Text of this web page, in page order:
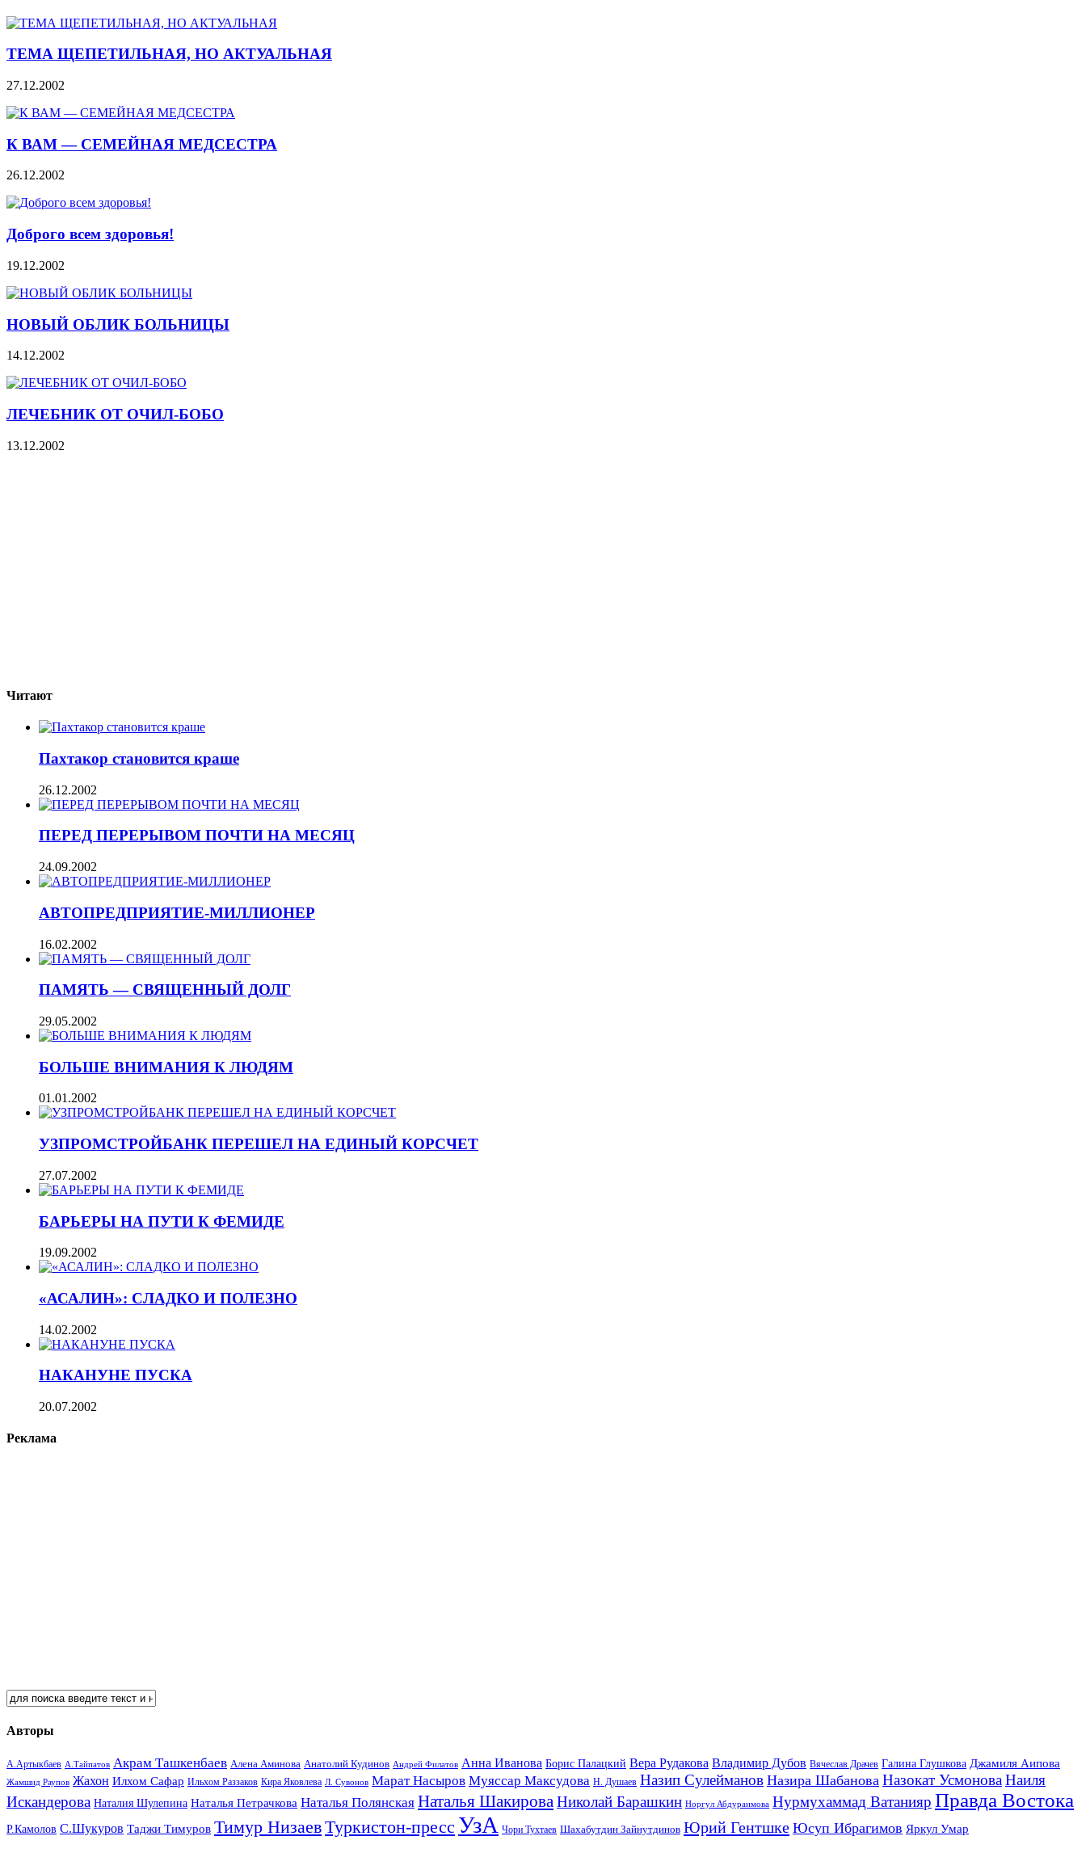
ТЕМА ЩЕПЕТИЛЬНАЯ, НО АКТУАЛЬНАЯ
27.12.2002
К ВАМ — СЕМЕЙНАЯ МЕДСЕСТРА
26.12.2002
Доброго всем здоровья!
19.12.2002
НОВЫЙ ОБЛИК БОЛЬНИЦЫ
14.12.2002
ЛЕЧЕБНИК ОТ ОЧИЛ-БОБО
13.12.2002
Читают
Пахтакор становится краше
26.12.2002
ПЕРЕД ПЕРЕРЫВОМ ПОЧТИ НА МЕСЯЦ
24.09.2002
АВТОПРЕДПРИЯТИЕ-МИЛЛИОНЕР
16.02.2002
ПАМЯТЬ — СВЯЩЕННЫЙ ДОЛГ
29.05.2002
БОЛЬШЕ ВНИМАНИЯ К ЛЮДЯМ
01.01.2002
УЗПРОМСТРОЙБАНК ПЕРЕШЕЛ НА ЕДИНЫЙ КОРСЧЕТ
27.07.2002
БАРЬЕРЫ НА ПУТИ К ФЕМИДЕ
19.09.2002
«АСАЛИН»: СЛАДКО И ПОЛЕЗНО
14.02.2002
НАКАНУНЕ ПУСКА
20.07.2002
Реклама
Авторы
А.Артыкбаев А.Тайпатов Акрам Ташкенбаев Алена Аминова Анатолий Кудинов Андрей Филатов Анна Иванова Борис Палацкий Вера Рудакова Владимир Дубов Вячеслав Драчев Галина Глушкова Джамиля Аипова
Жамшид Раупов Жахон Илхом Сафар Ильхом Раззаков Кира Яковлева Л. Сувонов Марат Насыров Муяссар Максудова Н. Душаев Назип Сулейманов Назира Шабанова Назокат УсмоноваНаиля
Искандерова Наталия Шулепина Наталья Петрачкова Наталья Полянская Наталья Шакирова Николай Барашкин Норгул Абдураимова Нурмухаммад Ватанияр Правда Востока
Р.Камолов С.Шукуров Таджи Тимуров Тимур НизаевТуркистон-пресс УзА Чори Тухтаев Шахабутдин Зайнутдинов Юрий Гентшке Юсуп Ибрагимов Яркул Умар